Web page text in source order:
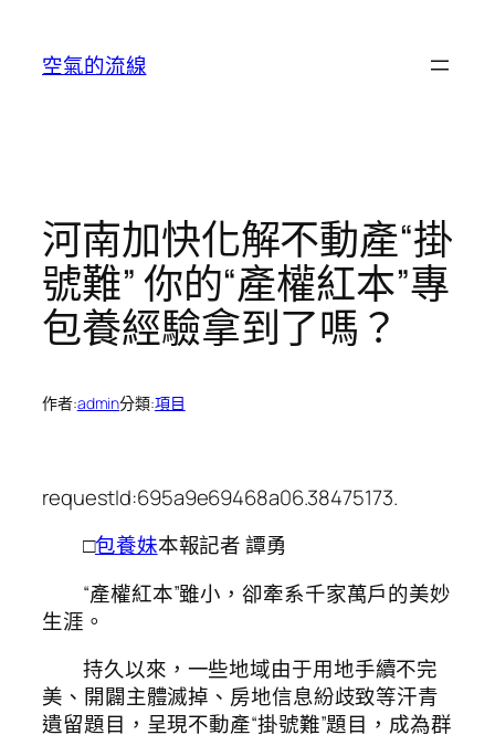
空氣的流線
河南加快化解不動產“掛
號難” 你的“產權紅本”專
包養經驗拿到了嗎？
作者:admin分類:項目
requestId:695a9e69468a06.38475173.
□包養妹本報記者 譚勇
“產權紅本”雖小，卻牽系千家萬戶的美妙
生涯。
持久以來，一些地域由于用地手續不完
美、開闢主體滅掉、房地信息紛歧致等汗青
遺留題目，呈現不動產“掛號難”題目，成為群